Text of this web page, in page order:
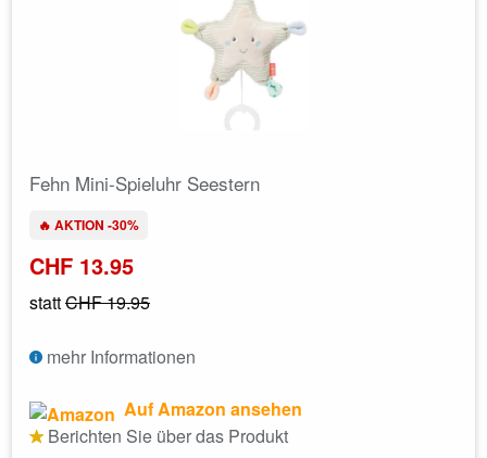
Fehn Mini-Spieluhr Seestern
🔥 AKTION -30%
CHF 13.95
stattCHF 19.95
mehr Informationen
Auf Amazon ansehen
Berichten Sie über das Produkt